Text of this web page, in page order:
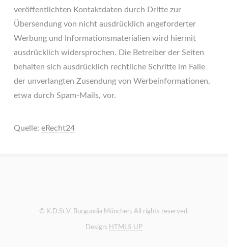
veröffentlichten Kontaktdaten durch Dritte zur
Übersendung von nicht ausdrücklich angeforderter
Werbung und Informationsmaterialien wird hiermit
ausdrücklich widersprochen. Die Betreiber der Seiten
behalten sich ausdrücklich rechtliche Schritte im Falle
der unverlangten Zusendung von Werbeinformationen,
etwa durch Spam-Mails, vor.
Quelle: eRecht24
© K.D.St.V. Burgundia München. All rights reserved.
Design: HTML5 UP